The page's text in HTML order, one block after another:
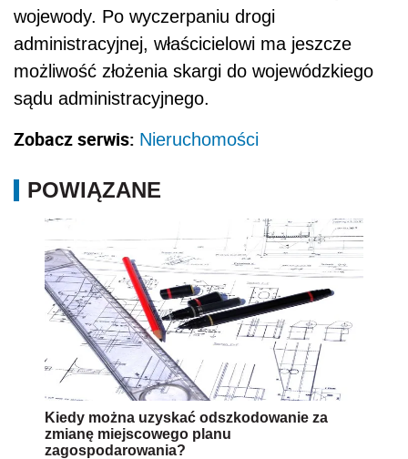
wojewody. Po wyczerpaniu drogi
administracyjnej, właścicielowi ma jeszcze
możliwość złożenia skargi do wojewódzkiego
sądu administracyjnego.
Zobacz serwis: Nieruchomości
POWIĄZANE
Kiedy można uzyskać odszkodowanie za
zmianę miejscowego planu
zagospodarowania?